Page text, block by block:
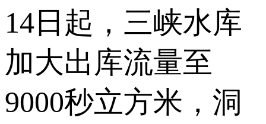
14日起，三峡水库
加大出库流量至
9000秒立方米，洞